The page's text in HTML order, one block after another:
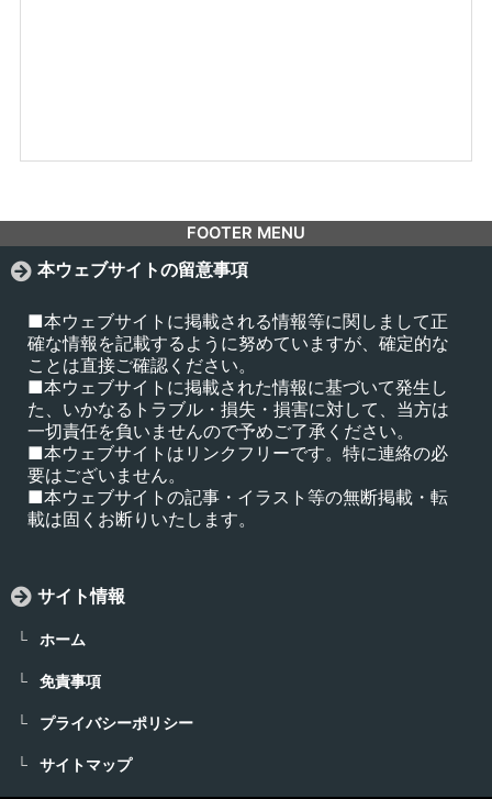
FOOTER MENU
本ウェブサイトの留意事項
■本ウェブサイトに掲載される情報等に関しまして正
確な情報を記載するように努めていますが、確定的な
ことは直接ご確認ください。
■本ウェブサイトに掲載された情報に基づいて発生し
た、いかなるトラブル・損失・損害に対して、当方は
一切責任を負いませんので予めご了承ください。
■本ウェブサイトはリンクフリーです。特に連絡の必
要はございません。
■本ウェブサイトの記事・イラスト等の無断掲載・転
載は固くお断りいたします。
サイト情報
ホーム
免責事項
プライバシーポリシー
サイトマップ